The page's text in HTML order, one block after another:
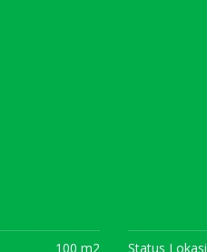
100 m2 Status Lokasi